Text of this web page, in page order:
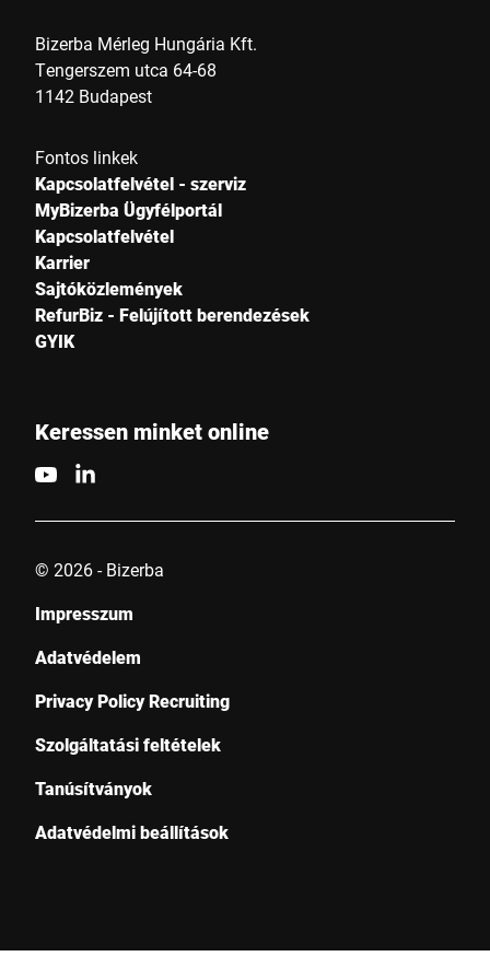
Bizerba Mérleg Hungária Kft.
Tengerszem utca 64-68
1142 Budapest
Fontos linkek
Kapcsolatfelvétel - szerviz
MyBizerba Ügyfélportál
Kapcsolatfelvétel
Karrier
Sajtóközlemények
RefurBiz - Felújított berendezések
GYIK
Keressen minket online
© 2026 - Bizerba
Impresszum
Adatvédelem
Privacy Policy Recruiting
Szolgáltatási feltételek
Tanúsítványok
Adatvédelmi beállítások